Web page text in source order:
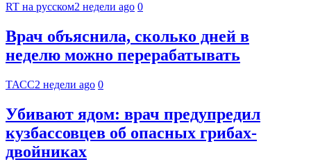
RT на русском2 недели ago 0
Врач объяснила, сколько дней в
неделю можно перерабатывать
ТАСС2 недели ago 0
Убивают ядом: врач предупредил
кузбассовцев об опасных грибах-
двойниках